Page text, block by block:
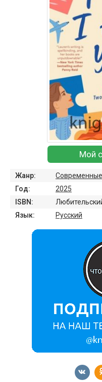
Мой
Жанр:
Год:
2025
ISBN:
Язык:
Русский